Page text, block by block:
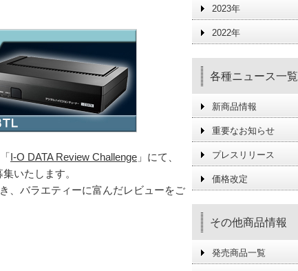
I-O DATA Review Challenge 」にて、
いたします。
、バラエティーに富んだレビューをご
2023年
2022年
各種ニュース一覧
新商品情報
重要なお知らせ
プレスリリース
価格改定
その他商品情報
発売商品一覧